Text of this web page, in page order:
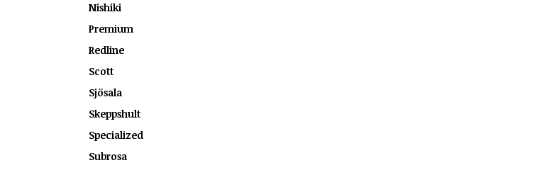
Nishiki
Premium
Redline
Scott
Sjösala
Skeppshult
Specialized
Subrosa